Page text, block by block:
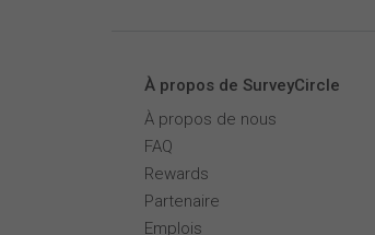
À propos de SurveyCircle
À propos de nous
FAQ
Rewards
Partenaire
Emplois